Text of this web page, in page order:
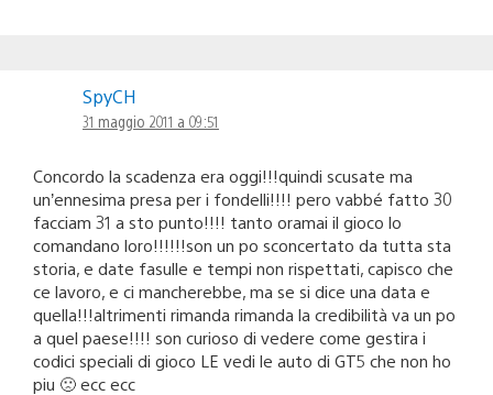
SpyCH
31 maggio 2011 a 09:51
Concordo la scadenza era oggi!!!quindi scusate ma
un’ennesima presa per i fondelli!!!! pero vabbé fatto 30
facciam 31 a sto punto!!!! tanto oramai il gioco lo
comandano loro!!!!!!son un po sconcertato da tutta sta
storia, e date fasulle e tempi non rispettati, capisco che
ce lavoro, e ci mancherebbe, ma se si dice una data e
quella!!!altrimenti rimanda rimanda la credibilità va un po
a quel paese!!!! son curioso di vedere come gestira i
codici speciali di gioco LE vedi le auto di GT5 che non ho
piu 🙁 ecc ecc